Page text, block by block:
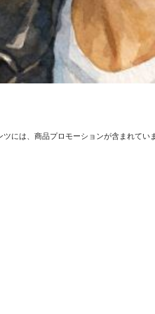
には、商品プロモーションが含まれてい